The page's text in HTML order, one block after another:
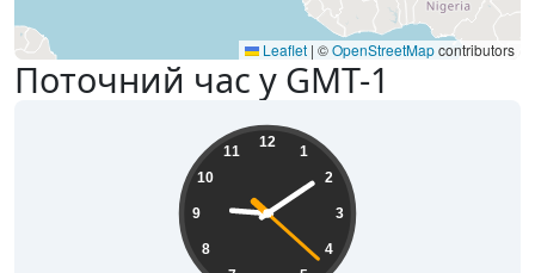
Поточний час у GMT-1
12
1
2
3
4
8
9
10
11
Leaflet | ©OpenStreetMapcontributors